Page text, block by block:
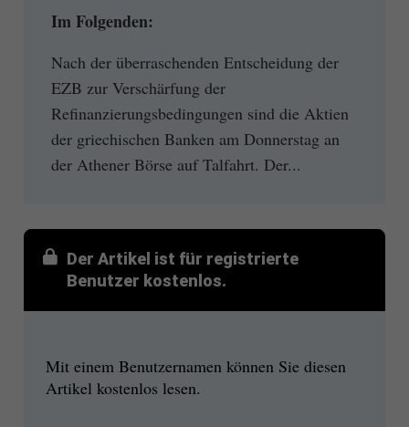
Im Folgenden:
Nach der überraschenden Entscheidung der
EZB zur Verschärfung der
Refinanzierungsbedingungen sind die Aktien
der griechischen Banken am Donnerstag an
der Athener Börse auf Talfahrt. Der...
Der Artikel ist für registrierte
Benutzer kostenlos.
Mit einem Benutzernamen können Sie diesen
Artikel kostenlos lesen.